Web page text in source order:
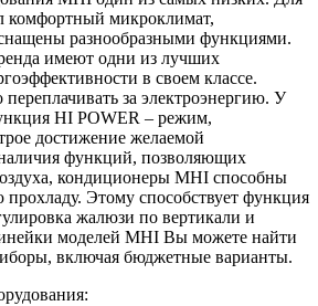
комфортный микроклимат,
разнообразными функциями.
имеют одни из лучших
в своем классе.
за электроэнергию. У
HI POWER – режим,
достижение желаемой
функций, позволяющих
кондиционеры MHI способны
прохладу. Этому способствует функция
жалюзи по вертикали и
моделей MHI Вы можете найти
включая бюджетные варианты.